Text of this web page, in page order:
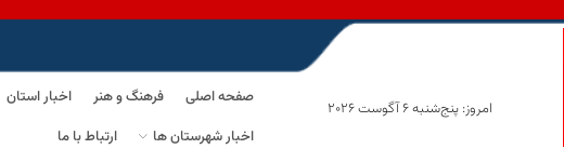
امروز: پنج‌شنبه 6 آگوست 2026
صفحه اصلی فرهنگ و هنر اخبار استان
اخبار شهرستان ها
ارتباط با ما